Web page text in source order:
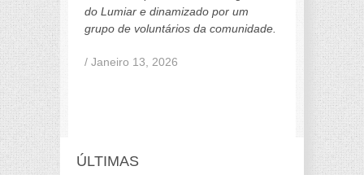
do Lumiar e dinamizado por um
grupo de voluntários da comunidade.
/ Janeiro 13, 2026
ÚLTIMAS